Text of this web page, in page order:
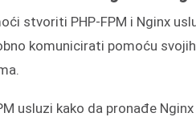
stvoriti PHP-FPM i Nginx
komunicirati pomoću
usluzi kako da pronađe